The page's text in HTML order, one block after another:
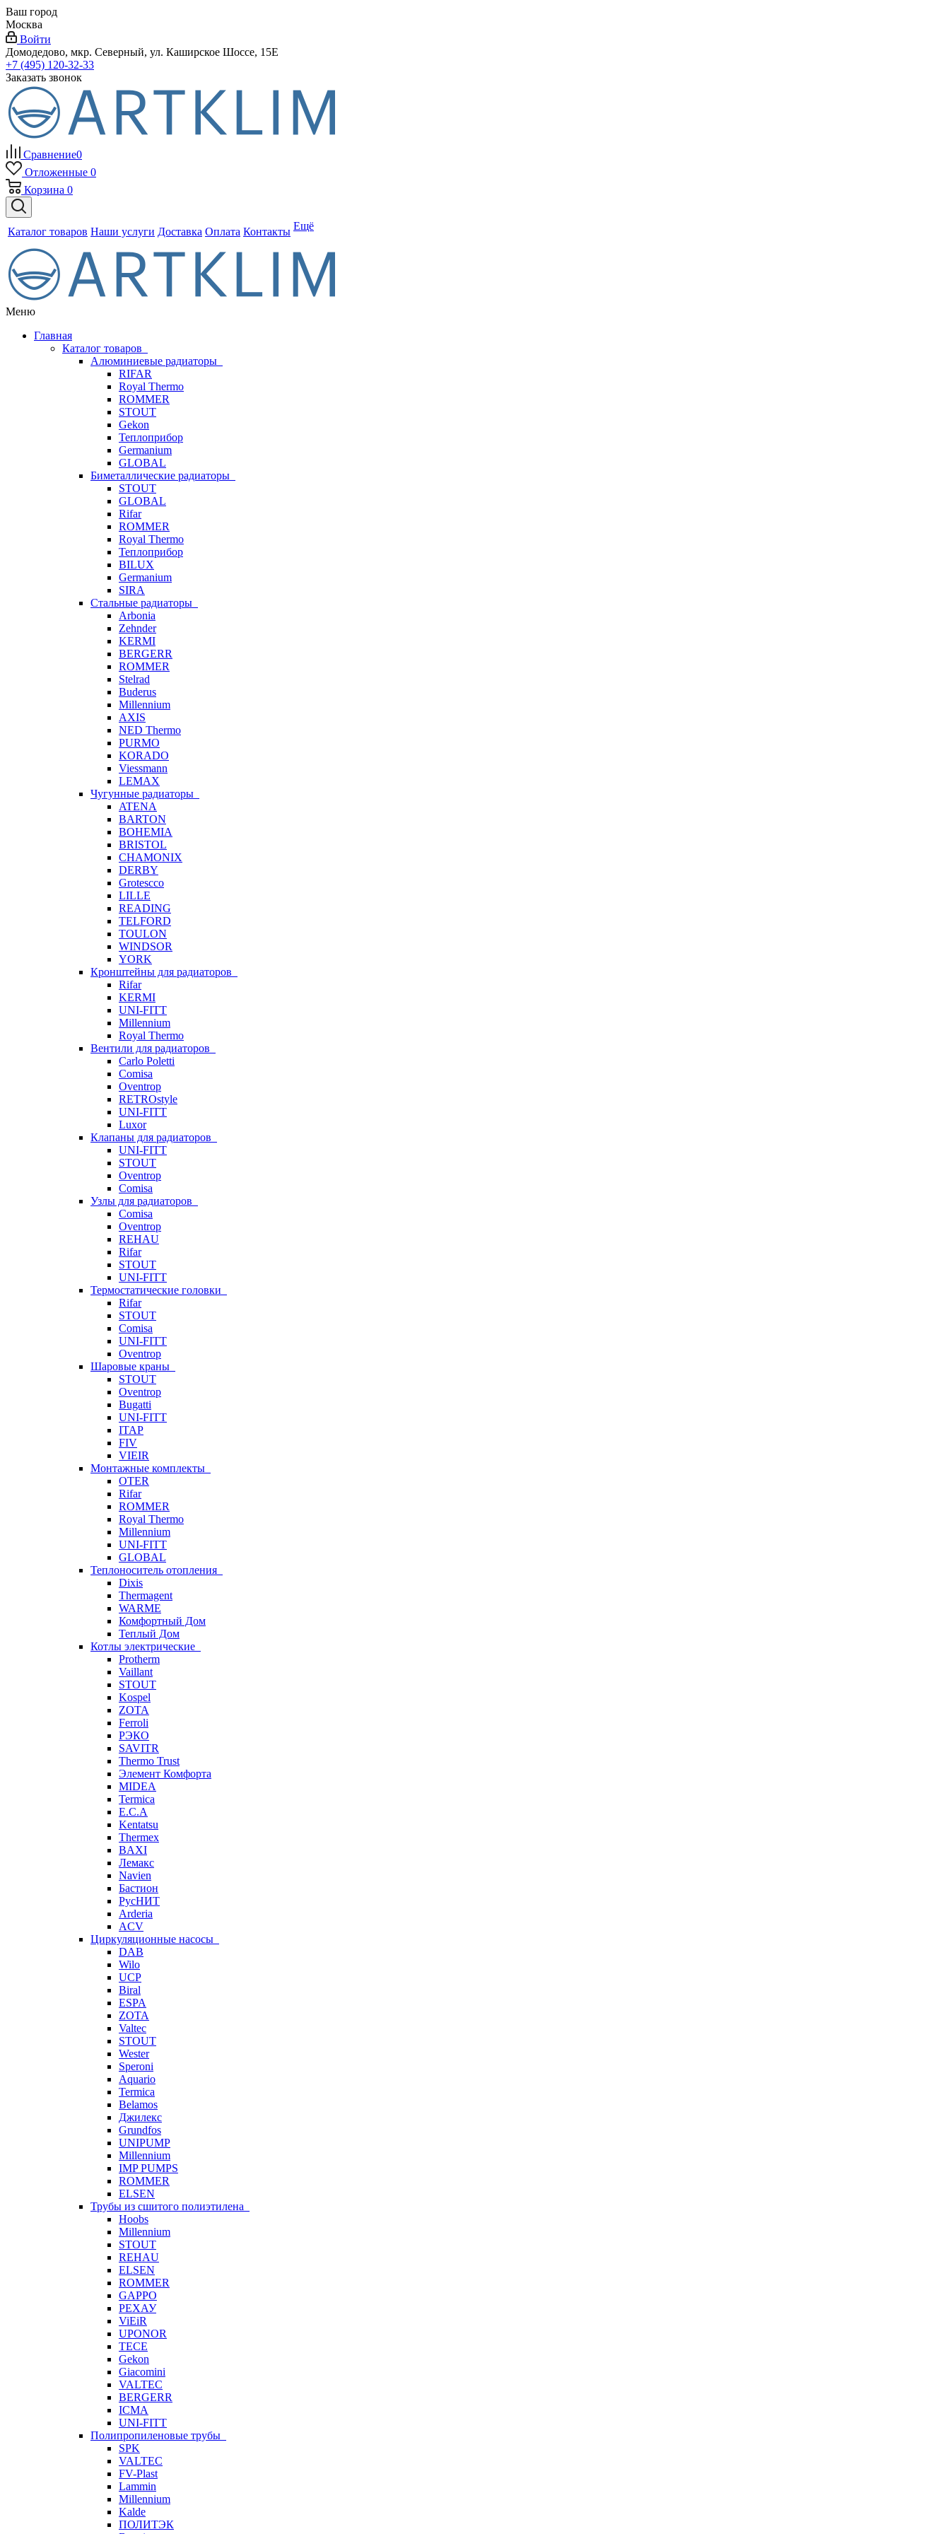
Ваш город
Москва
Войти
Домодедово, мкр. Северный, ул. Каширское Шоссе, 15Е
+7 (495) 120-32-33
Заказать звонок
Сравнение0
Отложенные 0
Корзина 0
Каталог товаров Наши услуги Доставка Оплата Контакты Ещё
Меню
Главная
Каталог товаров
Алюминиевые радиаторы
RIFAR
Royal Thermo
ROMMER
STOUT
Gekon
Теплоприбор
Germanium
GLOBAL
Биметаллические радиаторы
STOUT
GLOBAL
Rifar
ROMMER
Royal Thermo
Теплоприбор
BILUX
Germanium
SIRA
Стальные радиаторы
Arbonia
Zehnder
KERMI
BERGERR
ROMMER
Stelrad
Buderus
Millennium
AXIS
NED Thermo
PURMO
KORADO
Viessmann
LEMAX
Чугунные радиаторы
ATENA
BARTON
BOHEMIA
BRISTOL
CHAMONIX
DERBY
Grotescco
LILLE
READING
TELFORD
TOULON
WINDSOR
YORK
Кронштейны для радиаторов
Rifar
KERMI
UNI-FITT
Millennium
Royal Thermo
Вентили для радиаторов
Carlo Poletti
Comisa
Oventrop
RETROstyle
UNI-FITT
Luxor
Клапаны для радиаторов
UNI-FITT
STOUT
Oventrop
Comisa
Узлы для радиаторов
Comisa
Oventrop
REHAU
Rifar
STOUT
UNI-FITT
Термостатические головки
Rifar
STOUT
Comisa
UNI-FITT
Oventrop
Шаровые краны
STOUT
Oventrop
Bugatti
UNI-FITT
ITAP
FIV
VIEIR
Монтажные комплекты
OTER
Rifar
ROMMER
Royal Thermo
Millennium
UNI-FITT
GLOBAL
Теплоноситель отопления
Dixis
Thermagent
WARME
Комфортный Дом
Теплый Дом
Котлы электрические
Protherm
Vaillant
STOUT
Kospel
ZOTA
Ferroli
РЭКО
SAVITR
Thermo Trust
Элемент Комфорта
MIDEA
Termica
E.C.A
Kentatsu
Thermex
BAXI
Лемакс
Navien
Бастион
РусНИТ
Arderia
ACV
Циркуляционные насосы
DAB
Wilo
UCP
Biral
ESPA
ZOTA
Valtec
STOUT
Wester
Speroni
Aquario
Termica
Belamos
Джилекс
Grundfos
UNIPUMP
Millennium
IMP PUMPS
ROMMER
ELSEN
Трубы из сшитого полиэтилена
Hoobs
Millennium
STOUT
REHAU
ELSEN
ROMMER
GAPPO
РЕХАУ
ViEiR
UPONOR
TECE
Gekon
Giacomini
VALTEC
BERGERR
ICMA
UNI-FITT
Полипропиленовые трубы
SPK
VALTEC
FV-Plast
Lammin
Millennium
Kalde
ПОЛИТЭК